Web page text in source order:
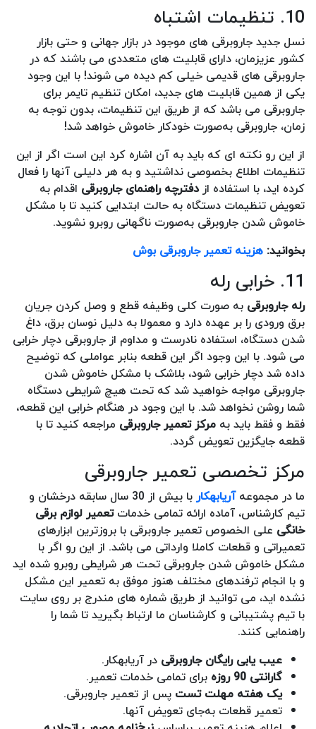
10. تنظیمات اشتباه
نسل جدید جاروبرقی های موجود در بازار جهانی و حتی بازار
کشور عزیزمان، دارای قابلیت های متعددی می باشند که در
جاروبرقی های قدیمی خیلی کم دیده می شوند! با این وجود
یکی از همین قابلیت های جدید، امکان تنظیم تایمر برای
جاروبرقی می باشد که از طریق این تنظیمات، بدون توجه به
زمان، جاروبرقی به‌صورت خودکار خاموش خواهد شد!
از این رو نکته ای که باید به آن اشاره کرد این است اگر از این
تنظیمات اطلاع بخصوصی نداشتید و به هر دلیلی آنها را فعال
کرده اید، با استفاده ازدفترچه راهنمای جاروبرقی اقدام به
تعویض تنظیمات دستگاه به حالت ابتدایی کنید تا با مشکل
خاموش شدن جاروبرقی به‌صورت ناگهانی روبرو نشوید.
بخوانید: هزینه تعمیر جاروبرقی بوش
11. خرابی رله
رله جاروبرقی به صورت کلی وظیفه قطع و وصل کردن جریان
برق ورودی را بر عهده دارد و معمولا به دلیل نوسان برق، داغ
شدن دستگاه، استفاده نادرست و مداوم از جاروبرقی دچار خرابی
می شود. با این وجود اگر این قطعه بنابر عواملی که توضیح
داده شد دچار خرابی شود، بلاشک با مشکل خاموش شدن
جاروبرقی مواجه خواهید شد که تحت هیچ شرایطی دستگاه
شما روشن نخواهد شد. با این وجود در هنگام خرابی این قطعه،
فقط و فقط باید به مرکز تعمیر جاروبرقی مراجعه کنید تا با
قطعه جایگزین تعویض گردد.
مرکز تخصصی تعمیر جاروبرقی
ما در مجموعهآریابهکار
با بیش از 30 سال سابقه درخشان و
تیم کارشناس، آماده ارائه تمامی خدماتتعمیر لوازم برقی
خانگی علی الخصوص تعمیر جاروبرقی با بروزترین ابزارهای
تعمیراتی و قطعات کاملا وارداتی می باشد. از این رو اگر با
مشکل خاموش شدن جاروبرقی تحت هر شرایطی روبرو شده اید
و با انجام ترفندهای مختلف هنوز موفق به تعمیر این مشکل
نشده اید، می توانید از طریق شماره های مندرج بر روی سایت
با تیم پشتیبانی و کارشناسان ما ارتباط بگیرید تا شما را
راهنمایی کنند.
عیب یابی رایگان جاروبرقی در آریابهکار.
گارانتی 90 روزه
برای تمامی خدمات تعمیر.
یک هفته مهلت تست پس از تعمیر جاروبرقی.
تعمیر قطعات به‌جای تعویض آنها.